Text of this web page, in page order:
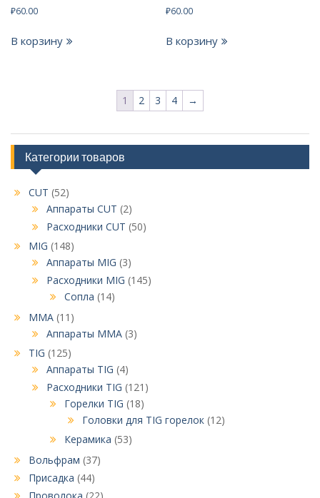
₽60.00
В корзину
₽60.00
В корзину
1 2 3 4 →
Категории товаров
CUT (52)
Аппараты CUT (2)
Расходники CUT (50)
MIG (148)
Аппараты MIG (3)
Расходники MIG (145)
Сопла (14)
MMA (11)
Аппараты MMA (3)
TIG (125)
Аппараты TIG (4)
Расходники TIG (121)
Горелки TIG (18)
Головки для TIG горелок (12)
Керамика (53)
Вольфрам (37)
Присадка (44)